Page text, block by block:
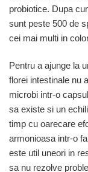
probiotice. Dupa
sunt peste 500 de
cei mai multi in
Pentru a ajunge la
florei intestinale nu
microbi intr-o
sa existe si un
timp cu oarecare
armonioasa intr-o
este util uneori in
sa nu rezolve